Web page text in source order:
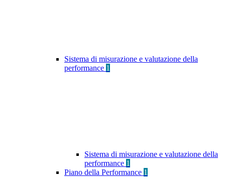
Sistema di misurazione e valutazione della
performance 1
Sistema di misurazione e valutazione della
performance 1
Piano della Performance 1